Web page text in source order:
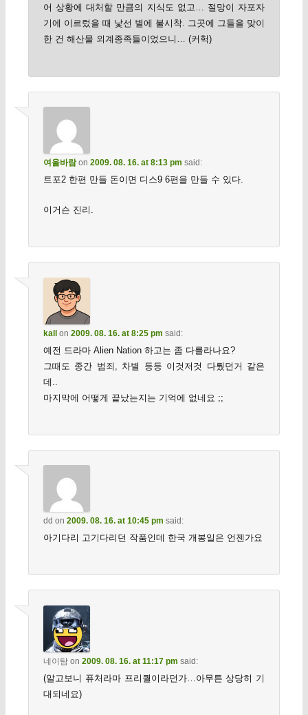
어 상황에 대처할 만큼의 지식도 없고… 절망이 자포자
기에 이르렀을 때 낯선 별에 불시착. 그곳에 그들을 맞이
한 건 해산물 외계종족들이었으니… (커헉)
여울바람on 2009. 08. 16. at 8:13 pm said:
트포2 한편 만들 돈이면 디스9 6편을 만들 수 있다.
이거슨 진리.
kallon 2009. 08. 16. at 8:25 pm said:
예전 드라마 Alien Nation 하고는 좀 다를라나요?
그때도 종간 범죄, 차별 등등 이것저것 다뤘던거 같은
데..
마지막에 어떻게 끝났는지는 기억에 없네요 ;;
dd on 2009. 08. 16. at 10:45 pm said:
아기다리 고기다리던 작품인데 한국 개봉일은 언젠가요
네이탐on 2009. 08. 16. at 11:17 pm said:
(알고보니 퓨처라마 프리퀄이라던가…아무튼 상당히 기
대되네요)